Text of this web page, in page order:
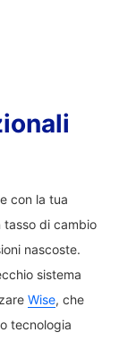
con la tua
tasso di cambio
nascoste.
sistema
Wise, che
tecnologia